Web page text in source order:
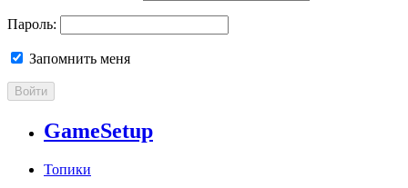
Пароль:
Запомнить меня
Войти
GameSetup
Топики